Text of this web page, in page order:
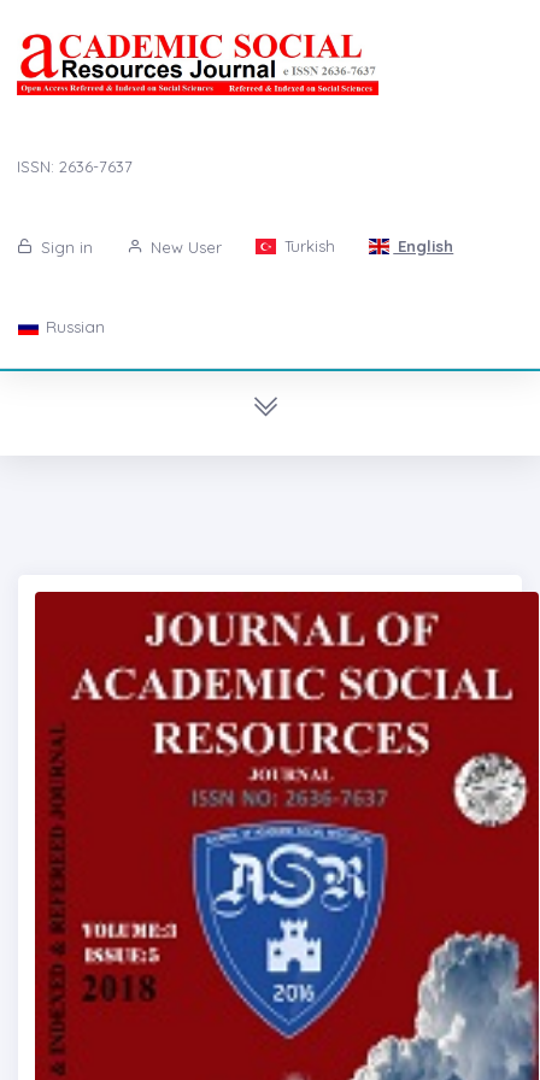
ISSN: 2636-7637
Sign in New User Turkish English
Russian